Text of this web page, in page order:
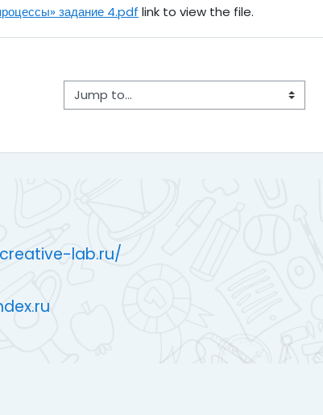
задание 4.pdf link to view the file.
Jump to...
lab.ru/